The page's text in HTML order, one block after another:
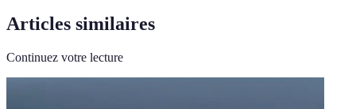
Articles similaires
Continuez votre lecture